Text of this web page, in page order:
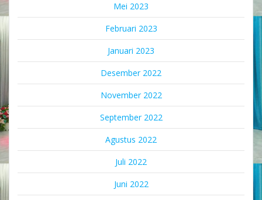
Mei 2023
Februari 2023
Januari 2023
Desember 2022
November 2022
September 2022
Agustus 2022
Juli 2022
Juni 2022